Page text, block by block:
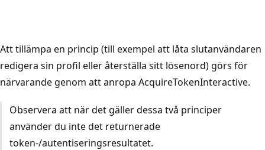
Att tillämpa en princip (till exempel att låta slutanvändaren
redigera sin profil eller återställa sitt lösenord) görs för
närvarande genom att anropa AcquireTokenInteractive.
Observera att när det gäller dessa två principer
använder du inte det returnerade
token-/autentiseringsresultatet.